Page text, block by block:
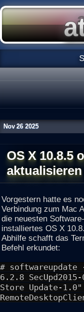
Nov 26 2025
OS X 10.8.5
aktualisieren
Vorgestern hatte es
Verbindung zum Mac
die neuesten
installiertes OS X
Abhilfe schafft das
Befehl erkundet:
#
6.2.8
Store Update-